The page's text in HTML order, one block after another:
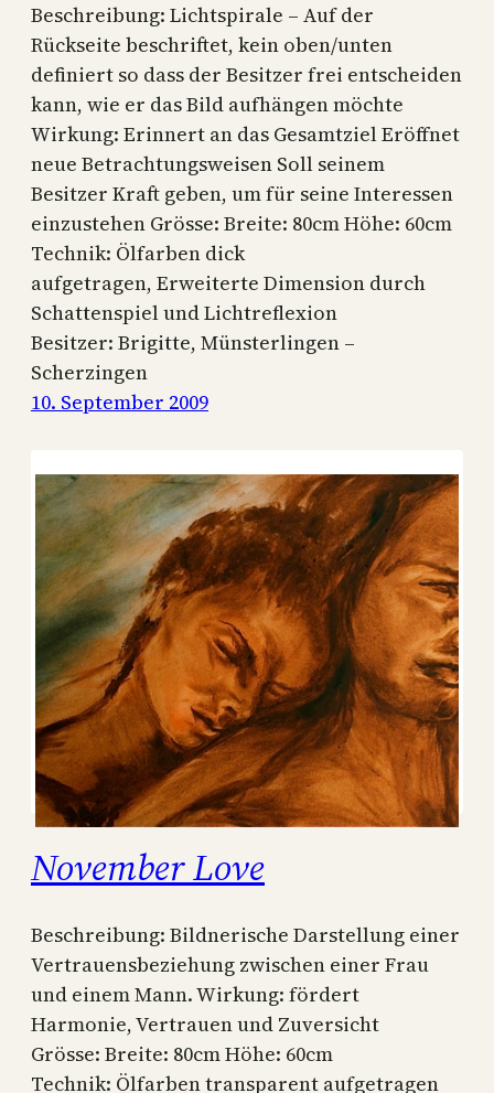
Beschreibung: Lichtspirale – Auf der
Rückseite beschriftet, kein oben/unten
definiert so dass der Besitzer frei entscheiden
kann, wie er das Bild aufhängen möchte
Wirkung: Erinnert an das Gesamtziel Eröffnet
neue Betrachtungsweisen Soll seinem
Besitzer Kraft geben, um für seine Interessen
einzustehen Grösse: Breite: 80cm Höhe: 60cm
Technik: Ölfarben dick
aufgetragen, Erweiterte Dimension durch
Schattenspiel und Lichtreflexion
Besitzer: Brigitte, Münsterlingen –
Scherzingen
10. September 2009
November Love
Beschreibung: Bildnerische Darstellung einer
Vertrauensbeziehung zwischen einer Frau
und einem Mann. Wirkung: fördert
Harmonie, Vertrauen und Zuversicht
Grösse: Breite: 80cm Höhe: 60cm
Technik: Ölfarben transparent aufgetragen